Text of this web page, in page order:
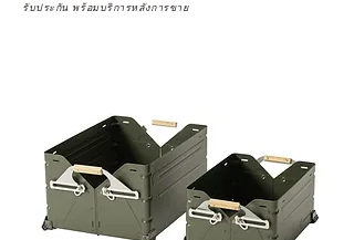
รับประกัน พร้อมบริการหลังการขาย